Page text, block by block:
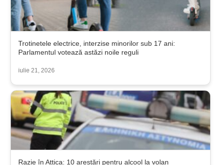
Trotinetele electrice, interzise minorilor sub 17 ani:
Parlamentul votează astăzi noile reguli
iulie 21, 2026
Razie în Attica: 10 arestări pentru alcool la volan